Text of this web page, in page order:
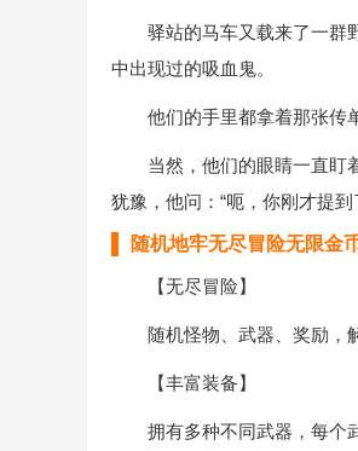
驿站的马车又载来了一群野
中出现过的吸血鬼。
他们的手里都拿着那张传单
当然，他们的眼睛一直盯着
犹豫，他问：“呃，你刚才提
随机地牢无尽冒险无限金
【无尽冒险】
随机怪物、武器、奖励，
【丰富装备】
拥有多种不同武器，每个武